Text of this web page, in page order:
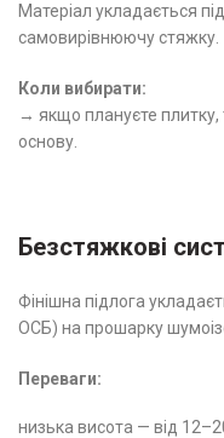
Матеріал укладається
самовирівнюючу стяжку.
Коли вибирати:
→ якщо плануєте плитку,
основу.
Безстяжкові
Фінішна підлога
ОСБ) на прошарку
Переваги:
низька висота — від